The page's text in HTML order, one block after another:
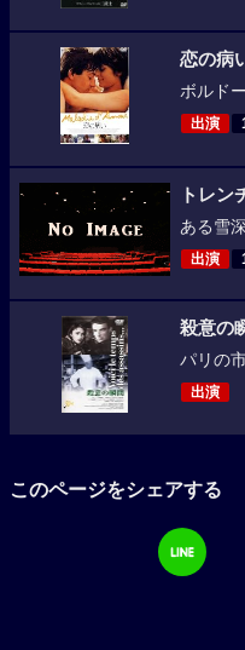
恋の病
ボルド
出演
トレン
ある雪
出演
殺意の
パリの
出演
このページをシェアする